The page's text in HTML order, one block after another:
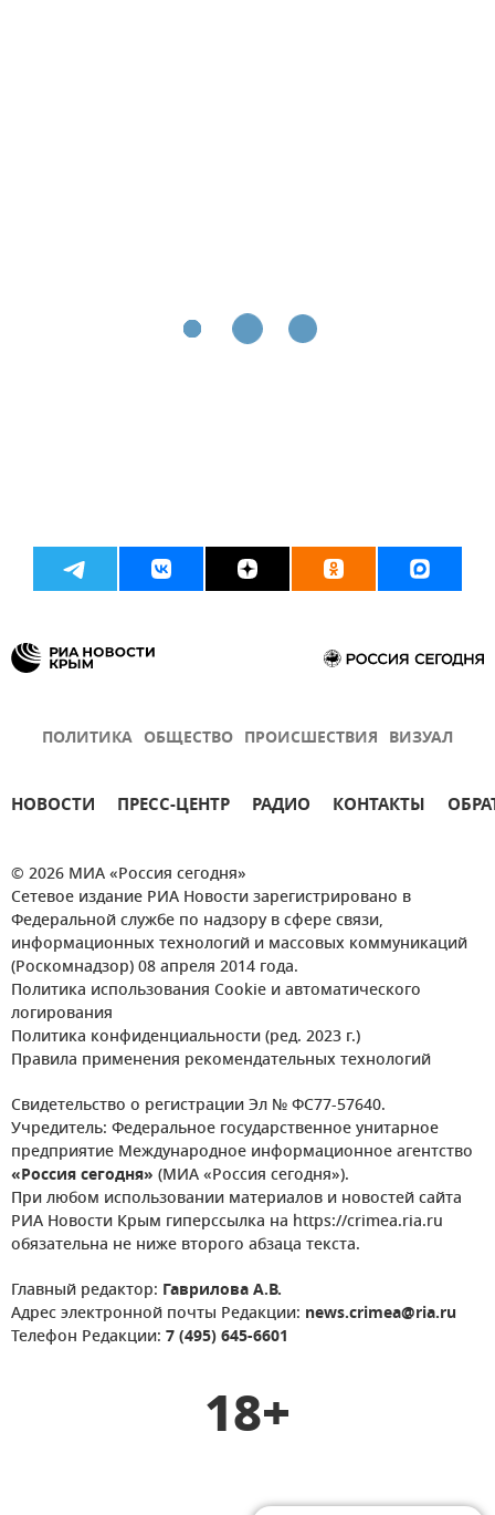
ПОЛИТИКА ОБЩЕСТВО ПРОИСШЕСТВИЯ ВИЗУАЛ
НОВОСТИ ПРЕСС-ЦЕНТР РАДИО КОНТАКТЫ
© 2026 МИА «Россия сегодня»
Сетевое издание РИА Новости зарегистрировано в
Федеральной службе по надзору в сфере связи,
информационных технологий и массовых коммуникаций
(Роскомнадзор) 08 апреля 2014 года.
Политика использования Cookie и автоматического
логирования
Политика конфиденциальности (ред. 2023 г.)
Правила применения рекомендательных технологий
Свидетельство о регистрации Эл № ФС77-57640.
Учредитель: Федеральное государственное унитарное
предприятие Международное информационное агентство
«Россия сегодня» (МИА «Россия сегодня»).
При любом использовании материалов и новостей сайта
РИА Новости Крым гиперссылка на https://crimea.ria.ru
обязательна не ниже второго абзаца текста.
Главный редактор: Гаврилова А.В.
Адрес электронной почты Редакции: news.crimea@ria.ru
Телефон Редакции: 7 (495) 645-6601
18+